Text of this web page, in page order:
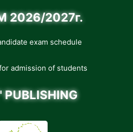
2026/2027г.
exam schedule
admission of students
PUBLISHING